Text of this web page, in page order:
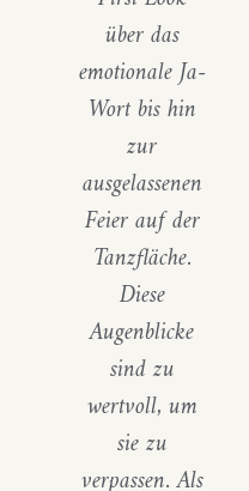
über das
emotionale Ja-
Wort bis hin
zur
ausgelassenen
Feier auf der
Tanzfläche.
Diese
Augenblicke
sind zu
wertvoll, um
sie zu
verpassen. Als